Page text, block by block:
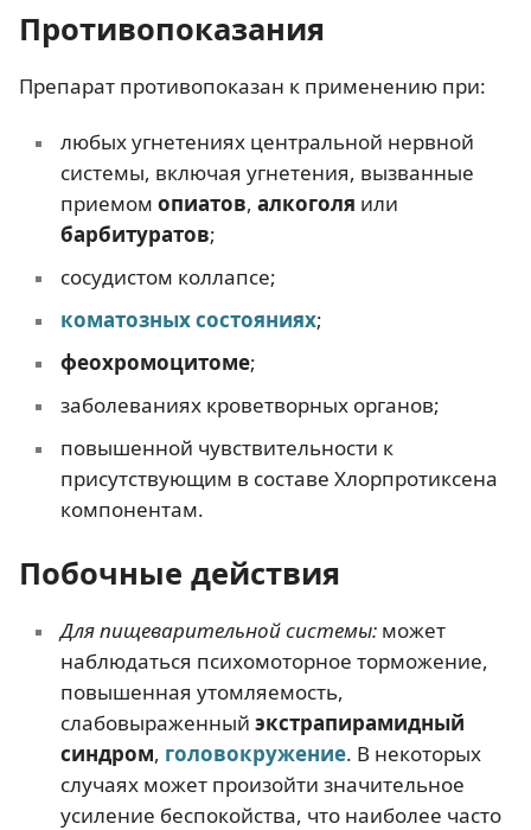
Противопоказания
Препарат противопоказан к применению при:
любых угнетениях центральной нервной
системы, включая угнетения, вызванные
приемом опиатов, алкоголя или
барбитуратов;
сосудистом коллапсе;
коматозных состояниях;
феохромоцитоме;
заболеваниях кроветворных органов;
повышенной чувствительности к
присутствующим в составе Хлорпротиксена
компонентам.
Побочные действия
Для пищеварительной системы:может
наблюдаться психомоторное торможение,
повышенная утомляемость,
слабовыраженный экстрапирамидный
синдром, головокружение. В некоторых
случаях может произойти значительное
усиление беспокойства, что наиболее часто